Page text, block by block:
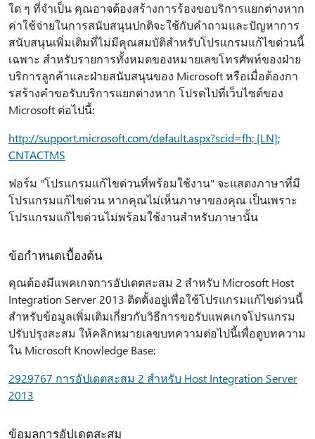
ใด ๆ ที่จําเป็น คุณอาจต้องสร้างการร้องขอบริการแยกต่างหาก
ค่าใช้จ่ายในการสนับสนุนปกติจะใช้กับคําถามและปัญหาการ
สนับสนุนเพิ่มเติมที่ไม่มีคุณสมบัติสําหรับโปรแกรมแก้ไขด่วนนี้
เฉพาะ สําหรับรายการทั้งหมดของหมายเลขโทรศัพท์ของฝ่าย
บริการลูกค้าและฝ่ายสนับสนุนของ Microsoft หรือเมื่อต้องกา
รสร้างคําขอรับบริการแยกต่างหาก โปรดไปที่เว็บไซต์ของ
Microsoft ต่อไปนี้:
http://support.microsoft.com/default.aspx?scid=fh; [LN];
CNTACTMS
ฟอร์ม "โปรแกรมแก้ไขด่วนที่พร้อมใช้งาน" จะแสดงภาษาที่มี
โปรแกรมแก้ไขด่วน หากคุณไม่เห็นภาษาของคุณ เป็นเพราะ
โปรแกรมแก้ไขด่วนไม่พร้อมใช้งานสําหรับภาษานั้น
ข้อกำหนดเบื้องต้น
คุณต้องมีแพคเกจการอัปเดตสะสม 2 สําหรับ Microsoft Host
Integration Server 2013 ติดตั้งอยู่เพื่อใช้โปรแกรมแก้ไขด่วนนี้
สําหรับข้อมูลเพิ่มเติมเกี่ยวกับวิธีการขอรับแพคเกจโปรแกรม
ปรับปรุงสะสม ให้คลิกหมายเลขบทความต่อไปนี้เพื่อดูบทความ
ใน Microsoft Knowledge Base:
2929767 การอัปเดตสะสม 2 สําหรับ Host Integration Server
2013
ข้อมูลการอัปเดตสะสม